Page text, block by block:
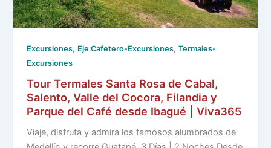
Excursiones, Eje Cafetero-Excursiones,Termales-
Excursiones
Tour Termales Santa Rosa de Cabal,
Salento, Valle del Cocora, Filandia y
Parque del Café desde Ibagué | Viva365
Viaje, disfruta y admira los famosos alumbrados de